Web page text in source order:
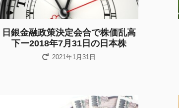
日銀金融政策決定会合で株価乱高
下ー2018年7月31日の日本株
2021年1月31日